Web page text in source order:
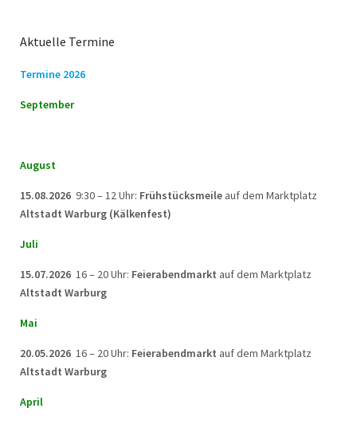
Aktuelle Termine
Termine 2026
September
August
15.08.2026 9:30 – 12 Uhr: Frühstücksmeile auf dem Marktplatz
Altstadt Warburg (Kälkenfest)
Juli
15.07.2026 16 – 20 Uhr: Feierabendmarkt auf dem Marktplatz
Altstadt Warburg
Mai
20.05.2026 16 – 20 Uhr: Feierabendmarkt auf dem Marktplatz
Altstadt Warburg
April